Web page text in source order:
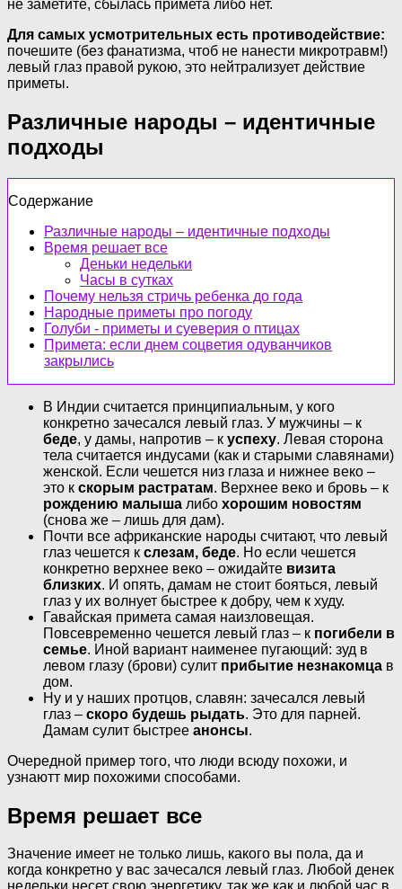
не заметите, сбылась примета либо нет.
Для самых усмотрительных есть противодействие:
почешите (без фанатизма, чтоб не нанести микротравм!)
левый глаз правой рукою, это нейтрализует действие
приметы.
Различные народы – идентичные
подходы
Содержание
Различные народы – идентичные подходы
Время решает все
Деньки недельки
Часы в сутках
Почему нельзя стричь ребенка до года
Народные приметы про погоду
Голуби - приметы и суеверия о птицах
Примета: если днем соцветия одуванчиков
закрылись
В Индии считается принципиальным, у кого
конкретно зачесался левый глаз. У мужчины – к
беде, у дамы, напротив – к успеху. Левая сторона
тела считается индусами (как и старыми славянами)
женской. Если чешется низ глаза и нижнее веко –
это к скорым растратам. Верхнее веко и бровь – к
рождению малыша либо хорошим новостям
(снова же – лишь для дам).
Почти все африканские народы считают, что левый
глаз чешется к слезам, беде. Но если чешется
конкретно верхнее веко – ожидайте визита
близких. И опять, дамам не стоит бояться, левый
глаз у их волнует быстрее к добру, чем к худу.
Гавайская примета самая наизловещая.
Повсевременно чешется левый глаз – к погибели в
семье. Иной вариант наименее пугающий: зуд в
левом глазу (брови) сулит прибытие незнакомца в
дом.
Ну и у наших протцов, славян: зачесался левый
глаз – скоро будешь рыдать. Это для парней.
Дамам сулит быстрее анонсы.
Очередной пример того, что люди всюду похожи, и
узнаютт мир похожими способами.
Время решает все
Значение имеет не только лишь, какого вы пола, да и
когда конкретно у вас зачесался левый глаз. Любой денек